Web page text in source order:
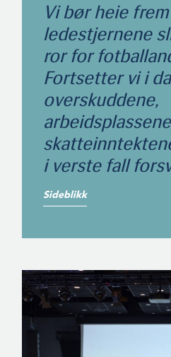
Vi bør heie frem
ledestjernene
ror for
Fortsetter vi i
overskuddene,
i verste fall
Sideblikk